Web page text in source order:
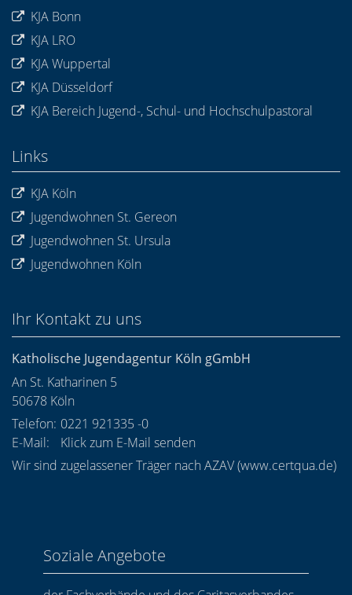
KJA Bonn
KJA LRO
KJA Wuppertal
KJA Düsseldorf
KJA Bereich Jugend-, Schul- und Hochschulpastoral
Links
KJA Köln
Jugendwohnen St. Gereon
Jugendwohnen St. Ursula
Jugendwohnen Köln
Ihr Kontakt zu uns
Katholische Jugendagentur Köln gGmbH
An St. Katharinen 5
50678 Köln
Telefon: 0221 921335 -0
E-Mail:
Klick zum E-Mail senden
Wir sind zugelassener Träger nach AZAV (www.certqua.de)
Soziale Angebote